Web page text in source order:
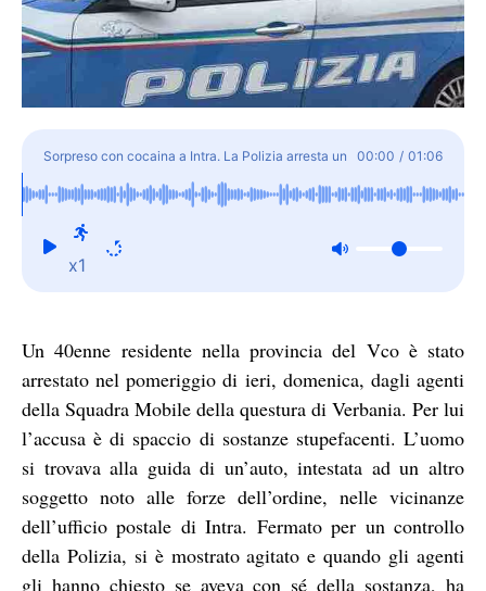
Sorpreso con cocaina a Intra. La Polizia arresta un
40enne
00:00 / 01:06
x1
Un 40enne residente nella provincia del Vco è stato
arrestato nel pomeriggio di ieri, domenica, dagli agenti
della Squadra Mobile della questura di Verbania. Per lui
l’accusa è di spaccio di sostanze stupefacenti. L’uomo
si trovava alla guida di un’auto, intestata ad un altro
soggetto noto alle forze dell’ordine, nelle vicinanze
dell’ufficio postale di Intra. Fermato per un controllo
della Polizia, si è mostrato agitato e quando gli agenti
gli hanno chiesto se aveva con sé della sostanza, ha